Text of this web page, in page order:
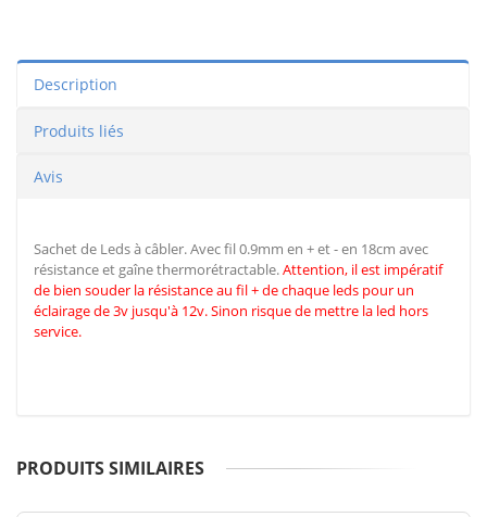
Description
Produits liés
Avis
Sachet de Leds à câbler. Avec fil 0.9mm en + et - en 18cm avec
résistance et gaîne thermorétractable.Attention, il est impératif
de bien souder la résistance au fil + de chaque leds pour un
éclairage de 3v jusqu'à 12v. Sinon risque de mettre la led hors
service.
PRODUITS SIMILAIRES